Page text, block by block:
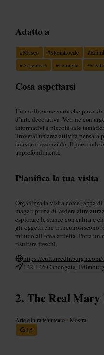
Adatto a
#Museo #StoriaLocale #
#Argenteria #Famiglie #
Cosa aspettarsi
Una collezione varia che passa
d’arte decorativa. Vetrine con
informativi e piccole sale
Troverai un’area attività pensata
souvenir essenziale. Il
approfondimenti.
Pianifica la tua visita
Organizza la visita come tappa
magari prima di vedere altre
esplorare le stanze con calma e
gli oggetti che ti incuriosiscono.
minuto all’area attività. Porta
risultare freschi.
https://cultureedinburgh.com/
142-146 Canongate,
The Real Mary
Arte e intrattenimento • Mostra
4,5